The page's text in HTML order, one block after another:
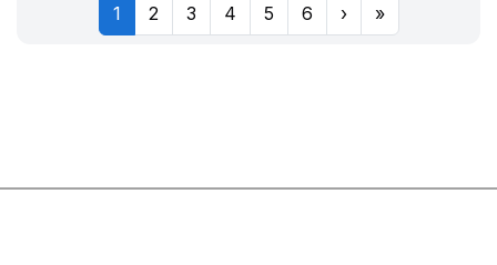
1 2 3 4 5 6 › »